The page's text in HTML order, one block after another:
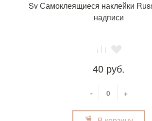
Sv Самоклеящиеся наклейки
надписи
40 руб.
- +